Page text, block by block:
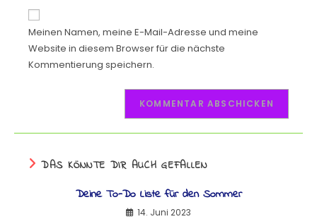
Meinen Namen, meine E-Mail-Adresse und meine
Website in diesem Browser für die nächste
Kommentierung speichern.
DAS KÖNNTE DIR AUCH GEFALLEN
Deine To-Do Liste für den Sommer
14. Juni 2023